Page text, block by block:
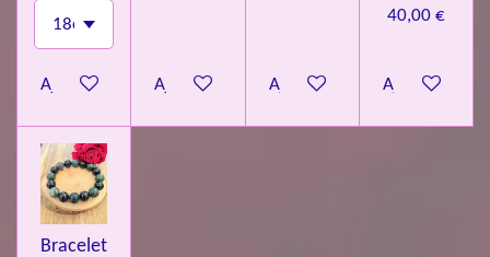
Ajouter au panierAjouter au panierAjouter au panier
40,00 €
Ajouter au
Bracelet